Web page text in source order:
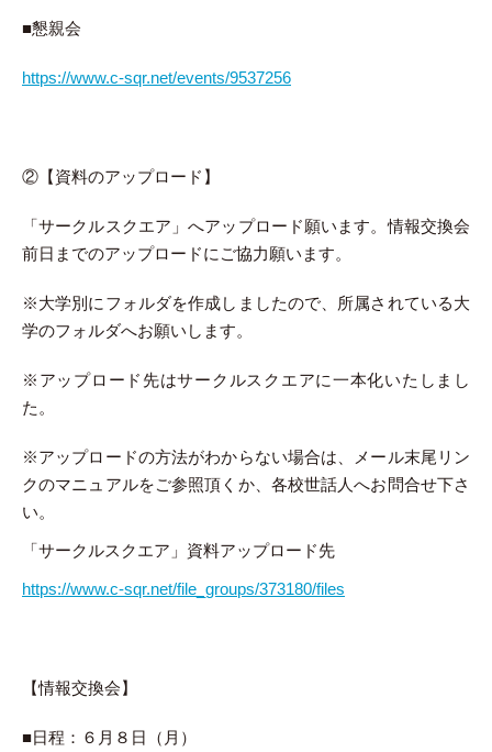
■懇親会
https://www.c-sqr.net/events/9537256
②【資料のアップロード】
「サークルスクエア」へアップロード願います。情報交換会
前日までのアップロードにご協力願います。
※大学別にフォルダを作成しましたので、所属されている大
学のフォルダへお願いします。
※アップロード先はサークルスクエアに一本化いたしまし
た。
※アップロードの方法がわからない場合は、メール末尾リン
クのマニュアルをご参照頂くか、各校世話人へお問合せ下さ
い。
「サークルスクエア」資料アップロード先
https://www.c-sqr.net/file_groups/373180/files
【情報交換会】
■日程：６月８日（月）